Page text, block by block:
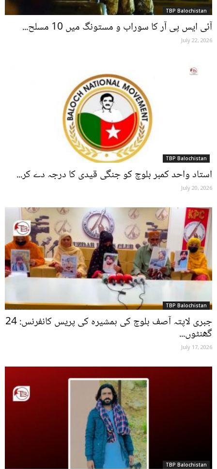
TBP Balochistan
آئی ایس پی آر کا سوراب و مستونگ میں 10 مسلح...
July 22, 2026
TBP Balochistan
استاد واحد کمبر بلوچ کو جنگی قیدی کا درجہ دے کر...
July 20, 2026
TBP Balochistan
جبری لاپتہ آصف بلوچ کی ہمشیرہ کی پریس کانفرنس: 24
گھنٹوں...
July 17, 2026
TBP Balochistan